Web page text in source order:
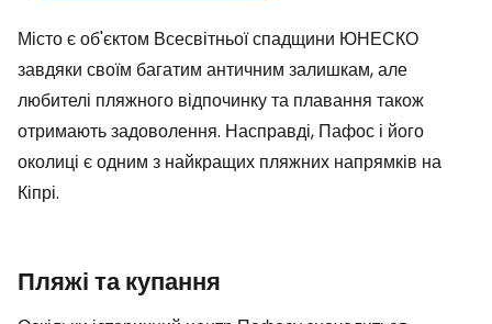
Місто є об'єктом Всесвітньої спадщини ЮНЕСКО
завдяки своїм багатим античним залишкам, але
любителі пляжного відпочинку та плавання також
отримають задоволення. Насправді, Пафос і його
околиці є одним з найкращих пляжних напрямків на
Кіпрі.
Пляжі та купання